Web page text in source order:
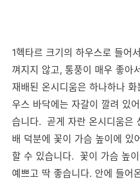
1헥타르 크기의 하우스로 들어
껴지지 않고, 통풍이 매우 좋아
재배된 온시디움은 하나하나
우스 바닥에는 자갈이 깔려 있
습니다. 곧게 자란 온시디움은
배 덕분에 꽃이 가슴 높이에 있
할 수 있습니다. 꽃이 가슴 높
예쁘고 딱 좋습니다. 안에 들어